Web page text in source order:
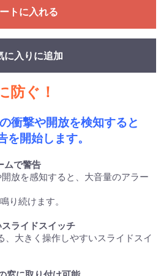
トに入れる
に入りに追加
防ぐ！
衝撃や開放を検知すると
を開始します。
ムで警告
放を感知すると、大音量のアラー
り続けます。
ライドスイッチ
大きく操作しやすいスライドスイ